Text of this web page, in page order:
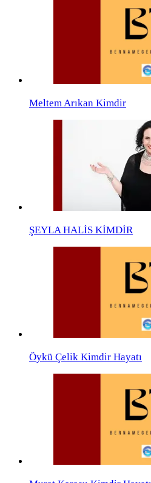
Meltem Arıkan Kimdir
ŞEYLA HALİS KİMDİR
Öykü Çelik Kimdir Hayatı